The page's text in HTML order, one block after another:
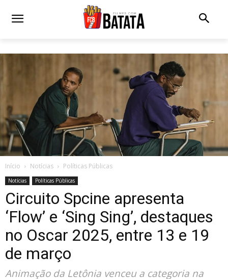
Início Notícias Políticas Públicas
Notícias Políticas Públicas
Circuito Spcine apresenta
‘Flow’ e ‘Sing Sing’, destaques
no Oscar 2025, entre 13 e 19
de março
Animação da Letônia venceu a categoria na